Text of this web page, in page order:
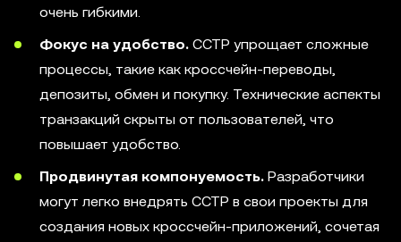
очень гибкими.
Фокус на удобство. CCTP упрощает сложные
процессы, такие как кроссчейн-переводы,
депозиты, обмен и покупку. Технические аспекты
транзакций скрыты от пользователей, что
повышает удобство.
Продвинутая компонуемость. Разработчики
могут легко внедрять CCTP в свои проекты для
создания новых кроссчейн-приложений, сочетая